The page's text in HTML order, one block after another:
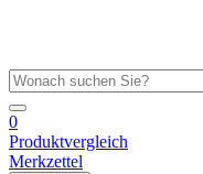
0
Produktvergleich
Merkzettel